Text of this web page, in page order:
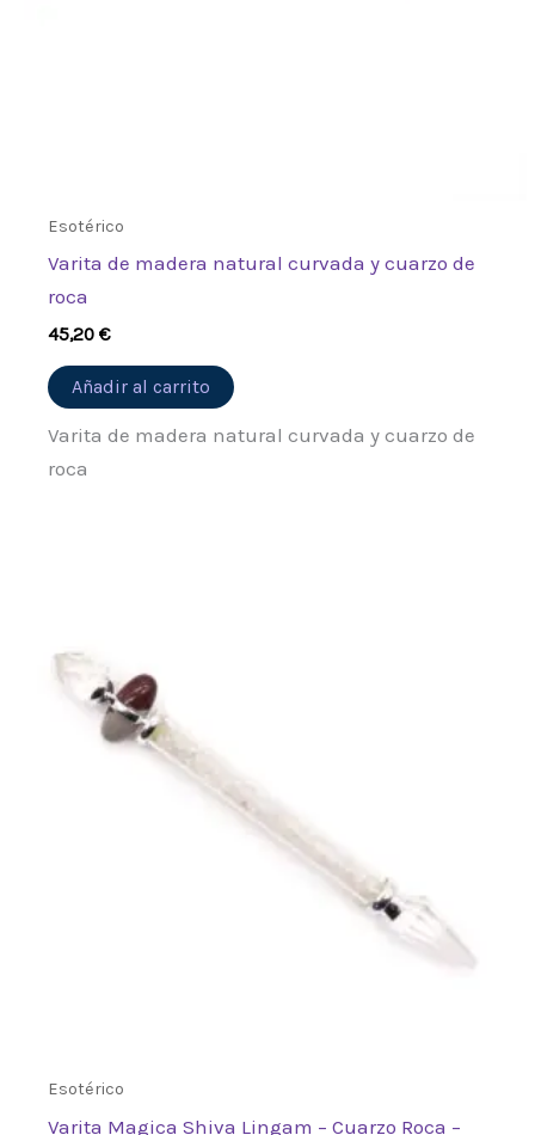
Esotérico
Varita de madera natural curvada y cuarzo de
roca
45,20€
Añadir al carrito
Varita de madera natural curvada y cuarzo de
roca
Esotérico
Varita Magica Shiva Lingam – Cuarzo Roca –